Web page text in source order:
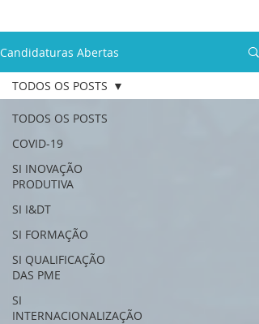
Candidaturas Abertas
TODOS OS POSTS
COVID-19
SI INOVAÇÃO
PRODUTIVA
SI I&DT
SI FORMAÇÃO
SI QUALIFICAÇÃO
DAS PME
SI
INTERNACIONALIZAÇÃO
TODOS OS POSTS